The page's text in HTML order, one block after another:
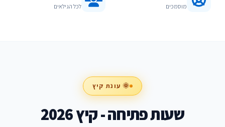
מוסמכים לכל הגילאים
🌞 עונת קיץ
שעות פתיחה - קיץ 2026